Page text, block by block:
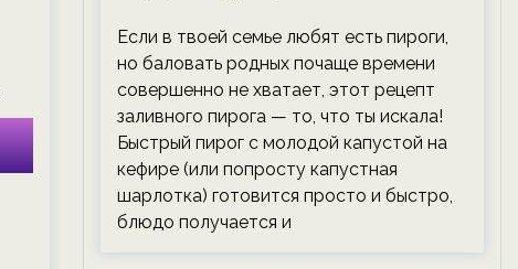
Если в твоей семье любят есть пироги,
но баловать родных почаще времени
совершенно не хватает, этот рецепт
заливного пирога — то, что ты искала!
Быстрый пирог с молодой капустой на
кефире (или попросту капустная
шарлотка) готовится просто и быстро,
блюдо получается и